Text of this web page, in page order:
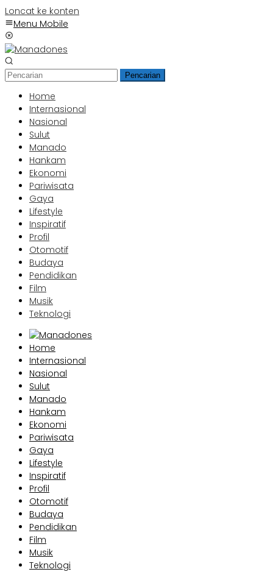
Loncat ke konten
Menu Mobile
Pencarian
Home
Internasional
Nasional
Sulut
Manado
Hankam
Ekonomi
Pariwisata
Gaya
Lifestyle
Inspiratif
Profil
Otomotif
Budaya
Pendidikan
Film
Musik
Teknologi
Home
Internasional
Nasional
Sulut
Manado
Hankam
Ekonomi
Pariwisata
Gaya
Lifestyle
Inspiratif
Profil
Otomotif
Budaya
Pendidikan
Film
Musik
Teknologi